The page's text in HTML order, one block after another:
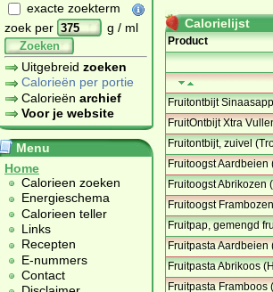
exacte zoekterm
zoek per
g / ml
Zoeken
Uitgebreid zoeken
Calorieën per portie
Calorieën archief
Voor je website
Menu
Home
Calorieen zoeken
Energieschema
Calorieen teller
Links
Recepten
E-nummers
Contact
Calorielijst
Product
Fruitontbijt
FruitOntbijt Xtra
Fruitontbijt, zuivel
Fruitoogst Aardbeien
Fruitoogst Abrikozen
Fruitoogst
Fruitpap, gemengd
Fruitpasta Aardbeien
Fruitpasta Abrikoos
Fruitpasta Framboos